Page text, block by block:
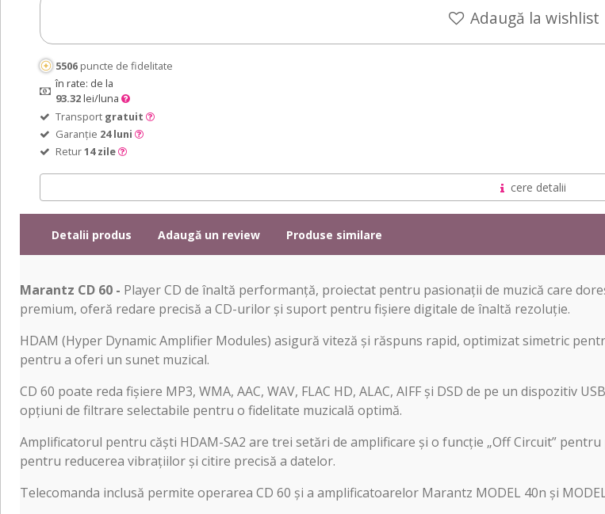
Adaugă la wishlist
5506 puncte de fidelitate
în rate: de la
93.32lei/luna
Transport gratuit
Garanție 24 luni
Retur14 zile
cere detalii
Detalii produs Adaugă un review Produse similare
Marantz CD 60 - Player CD de înaltă performanță, proiectat pentru pasionații de muzică care
premium, oferă redare precisă a CD-urilor și suport pentru fișiere digitale de înaltă rezoluție.
HDAM (Hyper Dynamic Amplifier Modules) asigură viteză și răspuns rapid, optimizat simetric
pentru a oferi un sunet muzical.
CD 60 poate reda fișiere MP3, WMA, AAC, WAV, FLAC HD, ALAC, AIFF și DSD de pe un dispozitiv
opțiuni de filtrare selectabile pentru o fidelitate muzicală optimă.
Amplificatorul pentru căști HDAM-SA2 are trei setări de amplificare și o funcție „Off Circuit”
pentru reducerea vibrațiilor și citire precisă a datelor.
Telecomanda inclusă permite operarea CD 60 și a amplificatoarelor Marantz MODEL 40n și